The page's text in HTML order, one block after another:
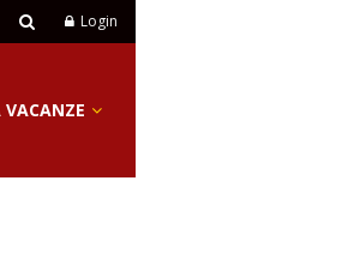
Login
VACANZE